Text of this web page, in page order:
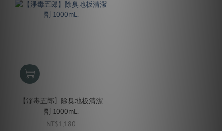
【淨毒五郎】除臭地板清潔
劑 1000mL.
NT$1,180